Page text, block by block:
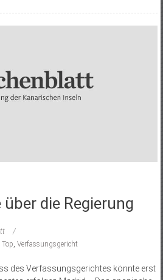
die Regierung
Top Verfassungsgericht
des Verfassungsgerichtes könnte erst